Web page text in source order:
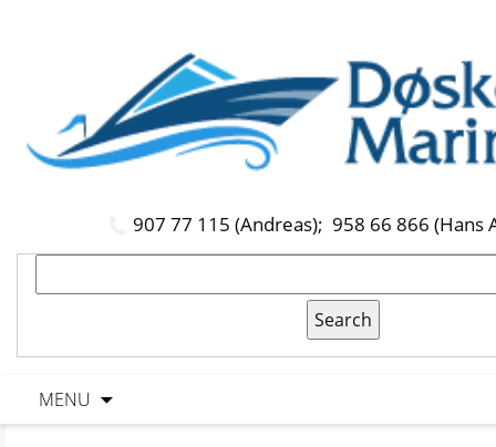
907 77 115 (Andreas); 958 66 866 (Hans
MENU